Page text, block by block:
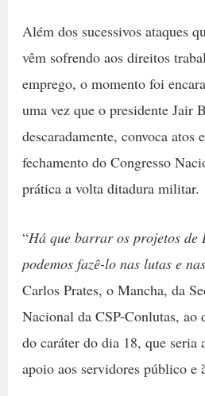
Além dos sucessivos ataques
vêm sofrendo aos direitos
emprego, o momento foi
uma vez que o presidente Jair
descaradamente, convoca atos
fechamento do Congresso
prática a volta ditadura militar.
“Há que barrar os projetos de
podemos fazê-lo nas lutas e
Carlos Prates, o Mancha, da
Nacional da CSP-Conlutas, ao
do caráter do dia 18, que seria
apoio aos servidores público e